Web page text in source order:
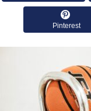
Pinterest